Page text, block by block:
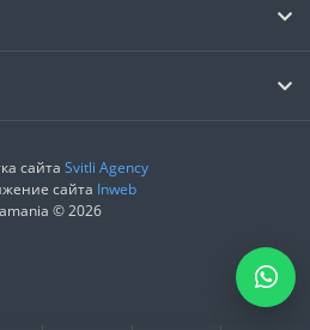
сайта Svitli Agency
сайта Inweb
© 2026